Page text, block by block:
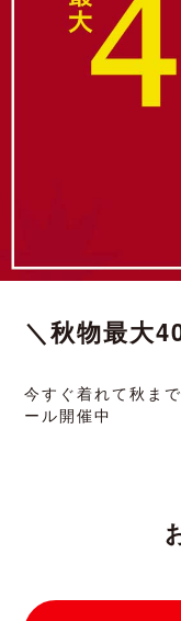
＼秋物最大
今すぐ着れて秋ま
ール開催中